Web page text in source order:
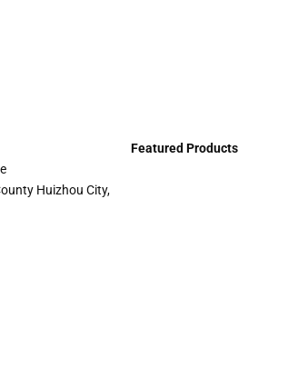
Huizhou City,
Featured Products